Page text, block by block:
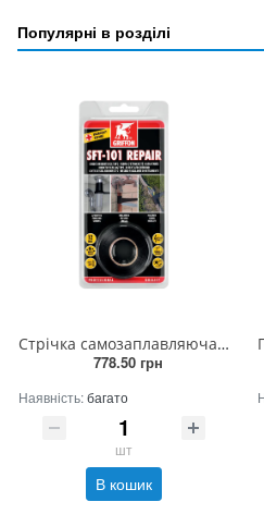
Популярні в розділі
Стрічка самозаплавляюча ремонтна від протікання труб SFT-101 REPAIR 25мм BP 3м (12шт)
778.50 грн
Наявність:багато
шт
В кошик